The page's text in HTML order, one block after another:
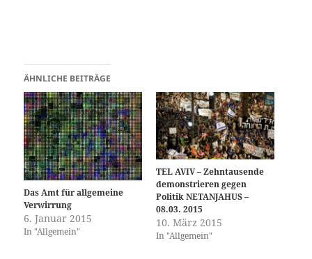
ÄHNLICHE BEITRÄGE
Das Amt für allgemeine
Verwirrung
6. Januar 2015
In "Allgemein"
TEL AVIV – Zehntausende
demonstrieren gegen
Politik NETANJAHUS –
08.03. 2015
10. März 2015
In "Allgemein"